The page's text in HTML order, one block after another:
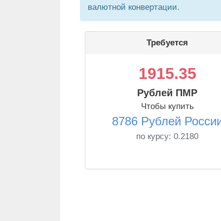
валютной конвертации.
Требуется
1915.35
Рублей ПМР
Чтобы купить
8786 Рублей
по курсу: 0.2180